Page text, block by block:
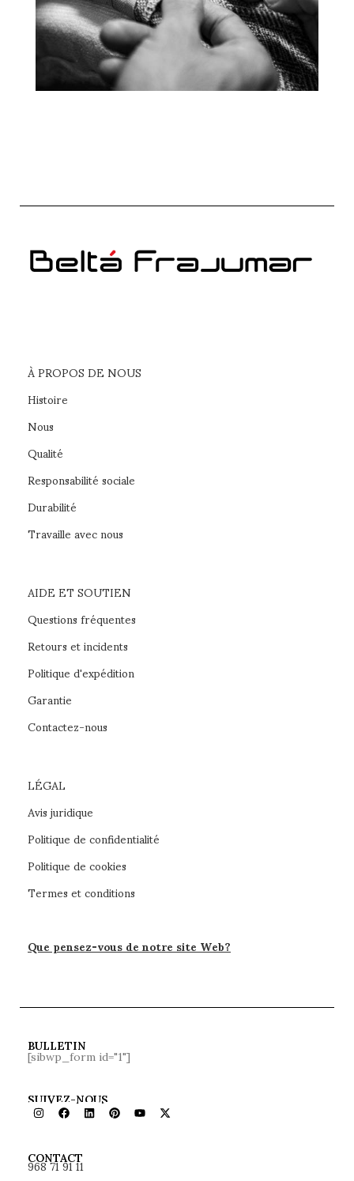
À PROPOS DE NOUS
Histoire
Nous
Qualité
Responsabilité sociale
Durabilité
Travaille avec nous
AIDE ET SOUTIEN
Questions fréquentes
Retours et incidents
Politique d'expédition
Garantie
Contactez-nous
LÉGAL
Avis juridique
Politique de confidentialité
Politique de cookies
Termes et conditions
Que pensez-vous de notre site Web?
BULLETIN
[sibwp_form id="1"]
SUIVEZ-NOUS
CONTACT
968 71 91 11